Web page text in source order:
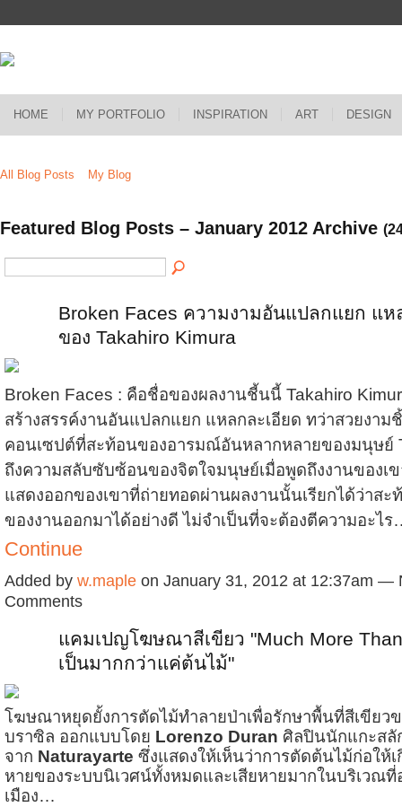
HOME MY PORTFOLIO INSPIRATION ART DESIGN
All Blog Posts My Blog
Featured Blog Posts – January 2012 Archive
Broken Faces ความงามอันแปลกแยก แห
ของ Takahiro Kimura
Broken Faces : คือชื่อของผลงานชี้นนี้ Takahiro
สร้างสรรค์งานอันแปลกแยก แหลกละเอียด ทว่าสวยงา
คอนเซปต์ที่สะท้อนของอารมณ์อันหลากหลายของมนุษย์
ถึงความสลับซับซ้อนของจิตใจมนุษย์เมื่อพูดถึงงานของเข
แสดงออกของเขาที่ถ่ายทอดผ่านผลงานนั้นเรียกได้ว่าส
ของงานออกมาได้อย่างดี ไม่จำเป็นที่จะต้องตีความอะไ
Continue
Added by w.maple on January 31, 2012 at 12:37am —
Comments
แคมเปญโฆษณาสีเขียว "Much More
เป็นมากกว่าแค่ต้นไม้"
โฆษณาหยุดยั้งการตัดไม้ทำลายป่าเพื่อรักษาพื้นที่สีเขียวข
บราซิล ออกแบบโดย Lorenzo Duran ศิลปินนักแกะสลั
จาก Naturayarte ซึ่งแสดงให้เห็นว่าการตัดต้นไม้ก่อให้เ
หายของระบบนิเวศน์ทั้งหมดและเสียหายมากในบริเวณ
เมือง…